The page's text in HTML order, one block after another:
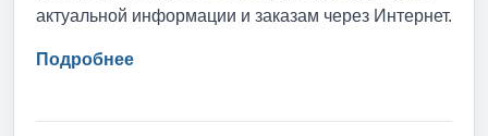
актуальной информации и заказам через Интернет.
Подробнее